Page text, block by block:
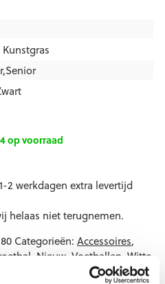
Huidige
€25,00.
4 op voorraad
2 werkdagen extra levertijd
helaas niet terugnemen.
Categorieën: Accessoires,
Nieuw Voetballen Witte
Kunstgras